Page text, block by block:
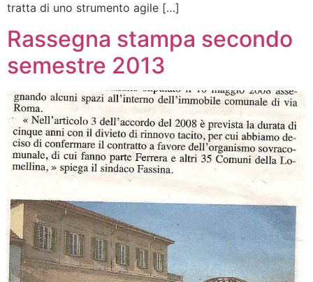
tratta di uno strumento agile […]
Rassegna stampa secondo
semestre 2013